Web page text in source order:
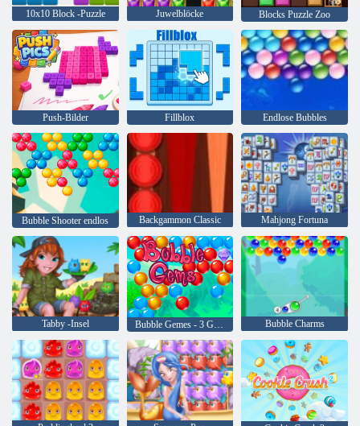
10x10 Block -Puzzle Juwelblöcke Blocks Puzzle Zoo
Push-Bilder Fillblox Endlose Bubbles
Bubble Shooter endlos Backgammon Classic Mahjong Fortuna
Tabby -Insel Bubble Gemes - 3 Gewinnt Bubble Charms